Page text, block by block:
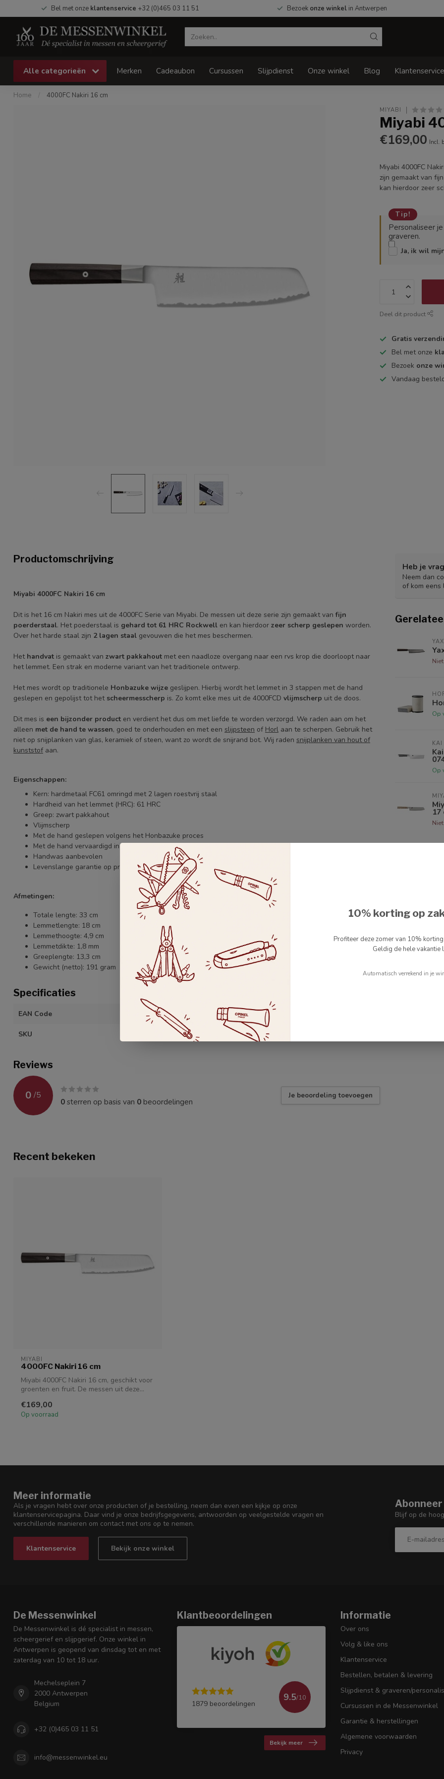
Bel met onze klantenservice +32 (0)465 03 11 51 Bezoek onze winkel in Antwerpen
Alle categorieën Merken Cadeaubon Cursussen Slijpdienst Onze winkel Blog Klantenservice
Home / 4000FC Nakiri 16 cm
MIYABI
Miyabi
€169,00 Incl.
Miyabi 4000FC
zijn gemaakt van
kan hierdoor zeer
Tip!
Personaliseer
graveren.
Ja, ik wil
Deel dit product
Gratis
Bel met onze
Bezoek onze
Vandaag
Productomschrijving
Miyabi 4000FC Nakiri 16 cm
Dit is het 16 cm Nakiri mes uit de 4000FC Serie van Miyabi. De messen uit deze serie zijn gemaakt van fijn
poerderstaal. Het poederstaal is gehard tot 61 HRC Rockwell en kan hierdoor zeer scherp geslepen worden.
Over het harde staal zijn 2 lagen staal gevouwen die het mes beschermen.
Het handvat is gemaakt van zwart pakkahout met een naadloze overgang naar een rvs krop die doorloopt naar
het lemmet. Een strak en moderne variant van het traditionele ontwerp.
Het mes wordt op traditionele Honbazuke wijze geslijpen. Hierbij wordt het lemmet in 3 stappen met de hand
geslepen en gepolijst tot het scheermesscherp is. Zo komt elke mes uit de 4000FCD vlijmscherp uit de doos.
Dit mes is een bijzonder product en verdient het dus om met liefde te worden verzorgd. We raden aan om het
alleen met de hand te wassen, goed te onderhouden en met een slijpsteen of Horl aan te scherpen. Gebruik het
niet op snijplanken van glas, keramiek of steen, want zo wordt de snijrand bot. Wij raden snijplanken van hout of
kunststof aan.
Eigenschappen:
Kern: hardmetaal FC61 omringd met 2 lagen roestvrij staal
Hardheid van het lemmet (HRC): 61 HRC
Greep: zwart pakkahout
Vlijmscherp
Met de hand geslepen volgens het Honbazuke proces
Met de hand vervaardigd in Seki, Japan
Handwas aanbevolen
Levenslange garantie op productiefouten bij huishoudelijk gebruik
Afmetingen:
Totale lengte: 33 cm
Lemmetlengte: 18 cm
Lemmethoogte: 4,9 cm
Lemmetdikte: 1,8 mm
Greeplengte: 13,3 cm
Gewicht (netto): 191 gram
Specificaties
EAN Code 4009839390654
SKU 33952-171-0
Reviews
0 /5
0sterren op basis van 0 beoordelingen
Je beoordeling toevoegen
Heb je
Neem dan
of kom
Op
KAI
Op
17
Recent bekeken
MIYABI
4000FC Nakiri 16 cm
Miyabi 4000FC Nakiri 16 cm, geschikt voor
groenten en fruit. De messen uit deze...
€169,00
Op voorraad
Meer informatie
Als je vragen hebt over onze producten of je bestelling, neem dan even een kijkje op onze
klantenservicepagina. Daar vind je onze bedrijfsgegevens, antwoorden op veelgestelde vragen en
verschillende manieren om contact met ons op te nemen.
Klantenservice Bekijk onze winkel
Blijf op de
De Messenwinkel
De Messenwinkel is dé specialist in messen,
scheergerief en slijpgerief. Onze winkel in
Antwerpen is geopend van dinsdag tot en met
zaterdag van 10 tot 18 uur.
Mechelseplein 7
2000 Antwerpen
Belgium
+32 (0)465 03 11 51
info@messenwinkel.eu
Klantbeoordelingen
1879 beoordelingen
9.5/10
Bekijk meer
Informatie
Over ons
Volg & like ons
Klantenservice
Bestellen, betalen & levering
Slijpdienst & graveren/
Cursussen in de Messenwinkel
Garantie & herstellingen
Algemene voorwaarden
Privacy
10% korting op
Profiteer deze zomer van 10%
Geldig de hele vakantie
Automatisch verrekend in je